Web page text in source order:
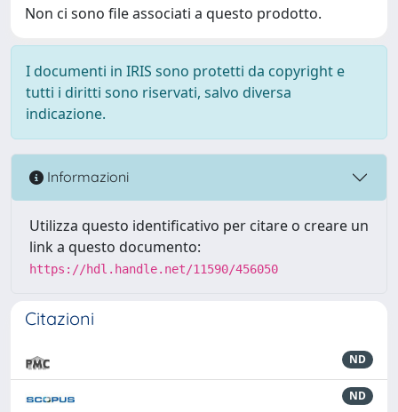
Non ci sono file associati a questo prodotto.
I documenti in IRIS sono protetti da copyright e
tutti i diritti sono riservati, salvo diversa
indicazione.
Informazioni
Utilizza questo identificativo per citare o creare un
link a questo documento:
https://hdl.handle.net/11590/456050
Citazioni
ND
ND